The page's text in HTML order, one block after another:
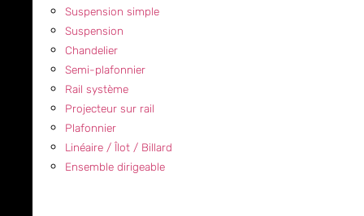
Suspension simple
Suspension
Chandelier
Semi-plafonnier
Rail système
Projecteur sur rail
Plafonnier
Linéaire / Îlot / Billard
Ensemble dirigeable